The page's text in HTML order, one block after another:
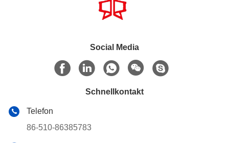
Social Media
Schnellkontakt
Telefon
86-510-86385783